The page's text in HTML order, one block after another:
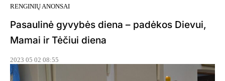
RENGINIŲ ANONSAI
Pasaulinė gyvybės diena – padėkos Dievui,
Mamai ir Tėčiui diena
2023 05 02 08:55